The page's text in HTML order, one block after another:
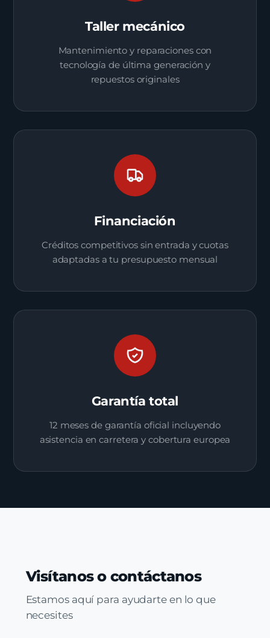
Taller mecánico
Mantenimiento y reparaciones con
tecnología de última generación y
repuestos originales
Financiación
Créditos competitivos sin entrada y cuotas
adaptadas a tu presupuesto mensual
Garantía total
12 meses de garantía oficial incluyendo
asistencia en carretera y cobertura europea
Visítanos o contáctanos
Estamos aquí para ayudarte en lo que
necesites